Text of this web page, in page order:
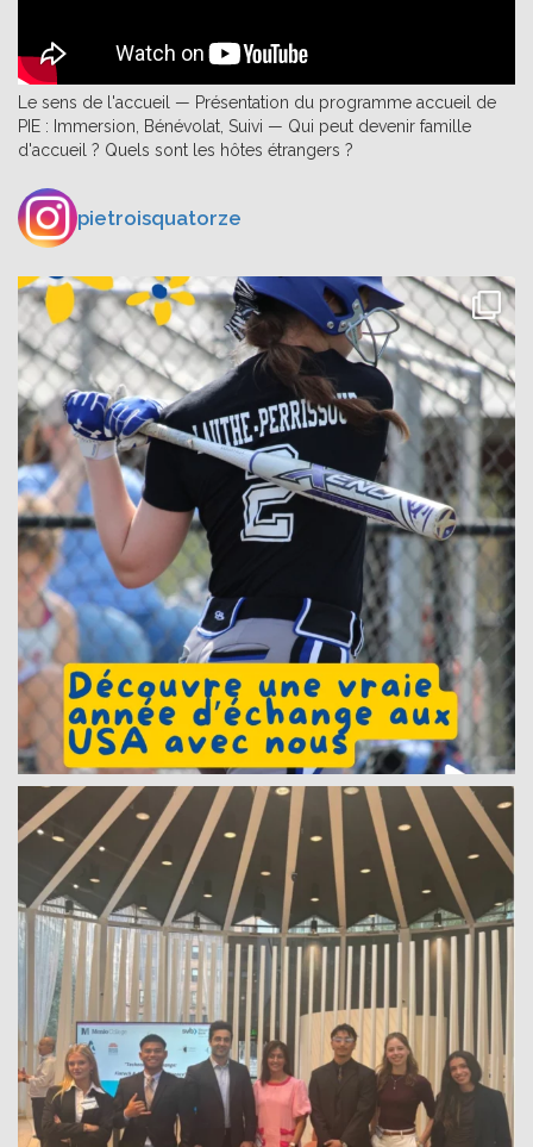
Le sens de l'accueil — Présentation du programme accueil de
PIE : Immersion, Bénévolat, Suivi — Qui peut devenir famille
d'accueil ? Quels sont les hôtes étrangers ?
pietroisquatorze